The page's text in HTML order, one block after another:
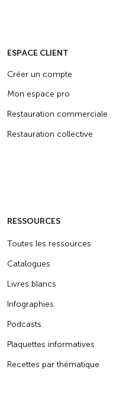
ESPACE CLIENT
Créer un compte
Mon espace pro
Restauration commerciale
Restauration collective
RESSOURCES
Toutes les ressources
Catalogues
Livres blancs
Infographies
Podcasts
Plaquettes informatives
Recettes par thématique